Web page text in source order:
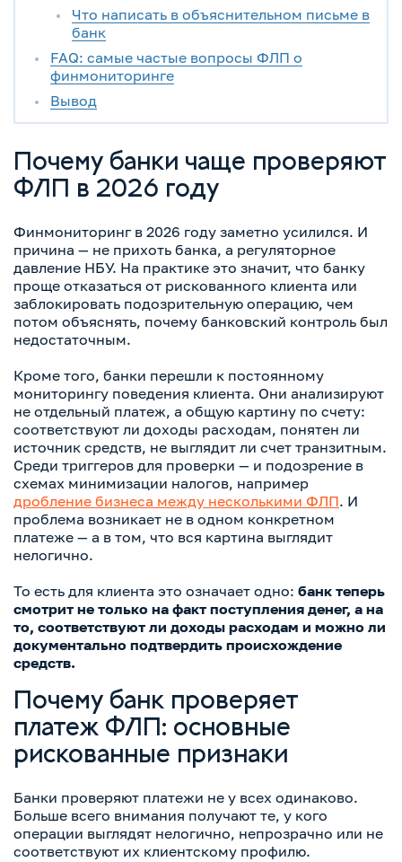
Что написать в объяснительном письме в
банк
FAQ: самые частые вопросы ФЛП о
финмониторинге
Вывод
Почему банки чаще проверяют
ФЛП в 2026 году
Финмониторинг в 2026 году заметно усилился. И
причина — не прихоть банка, а регуляторное
давление НБУ. На практике это значит, что банку
проще отказаться от рискованного клиента или
заблокировать подозрительную операцию, чем
потом объяснять, почему банковский контроль был
недостаточным.
Кроме того, банки перешли к постоянному
мониторингу поведения клиента. Они анализируют
не отдельный платеж, а общую картину по счету:
соответствуют ли доходы расходам, понятен ли
источник средств, не выглядит ли счет транзитным.
Среди триггеров для проверки — и подозрение в
схемах минимизации налогов, например
дробление бизнеса между несколькими ФЛП. И
проблема возникает не в одном конкретном
платеже — а в том, что вся картина выглядит
нелогично.
То есть для клиента это означает одно: банк теперь
смотрит не только на факт поступления денег, а на
то, соответствуют ли доходы расходам и можно ли
документально подтвердить происхождение
средств.
Почему банк проверяет
платеж ФЛП: основные
рискованные признаки
Банки проверяют платежи не у всех одинаково.
Больше всего внимания получают те, у кого
операции выглядят нелогично, непрозрачно или не
соответствуют их клиентскому профилю.